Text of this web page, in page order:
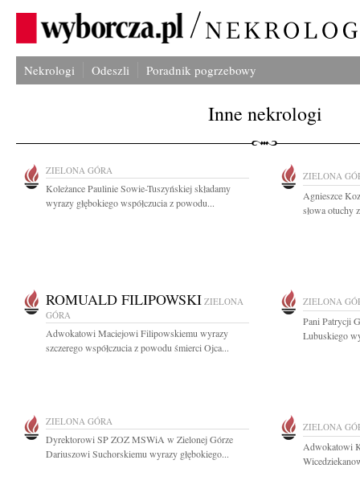
Nekrologi Odeszli Poradnik pogrzebowy
Inne nekrologi
ZIELONA GÓRA
Koleżance Paulinie Sowie-Tuszyńskiej składamy
wyrazy głębokiego współczucia z powodu...
ZIELONA
Agnieszce
słowa otuchy
ROMUALD FILIPOWSKI ZIELONA
GÓRA
Adwokatowi Maciejowi Filipowskiemu wyrazy
szczerego współczucia z powodu śmierci Ojca...
ZIELONA
Pani Patrycji
Lubuskiego
ZIELONA GÓRA
Dyrektorowi SP ZOZ MSWiA w Zielonej Górze
Dariuszowi Suchorskiemu wyrazy głębokiego...
ZIELONA
Adwokatowi